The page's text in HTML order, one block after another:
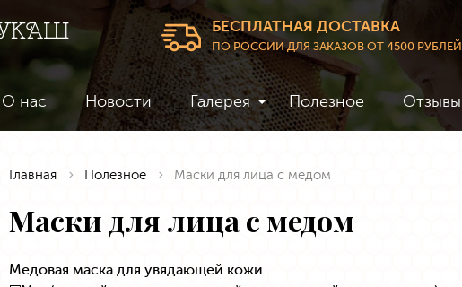
БЕСПЛАТНАЯ ДОСТАВКА
ПО РОССИИ ДЛЯ ЗАКАЗОВ ОТ 4500 РУБЛЕЙ
О нас Новости Галерея Полезное Отзывы
Главная Полезное Маски для лица с медом
Маски для лица с медом
Медовая маска для увядающей кожи.